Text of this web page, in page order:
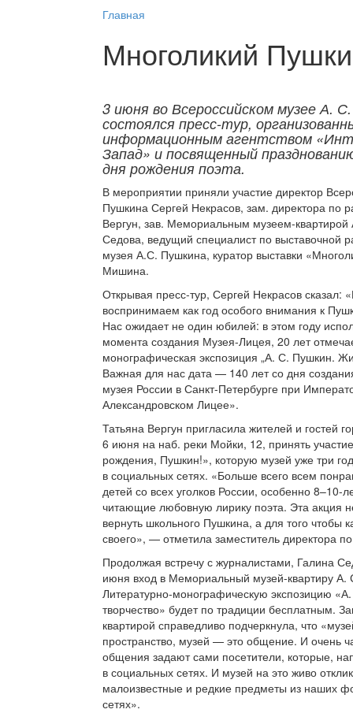
Главная
Многоликий
3 июня во Всероссийском музее А.
состоялся пресс-тур,
информационным агентством
Запад» и посвященный
дня рождения поэта.
В мероприятии приняли участие директор
Пушкина Сергей Некрасов, зам. директора по
Вергун, зав. Мемориальным музеем-
Седова, ведущий специалист по выставочной
музея А.С. Пушкина, куратор выставки
Мишина.
Открывая пресс-тур, Сергей Некрасов сказал:
воспринимаем как год особого внимания к
Нас ожидает не один юбилей: в этом году
момента создания Музея-Лицея, 20 лет
монографическая экспозиция „А. С. Пушкин.
Важная для нас дата — 140 лет со дня
музея России в Санкт-Петербурге при
Александровском Лицее».
Татьяна Вергун пригласила жителей и гостей
6 июня на наб. реки Мойки, 12, принять
рождения, Пушкин!», которую музей уже три
в социальных сетях. «Больше всего всем
детей со всех уголков России, особенно 8–10-
читающие любовную лирику поэта. Эта акция
вернуть школьного Пушкина, а для того чтобы
своего», — отметила заместитель директора
Продолжая встречу с журналистами, Галина
июня вход в Мемориальный музей-квартиру
Литературно-монографическую экспозицию
творчество» будет по традиции бесплатным.
квартирой справедливо подчеркнула, что
пространство, музей — это общение. И очень
общения задают сами посетители, которые,
в социальных сетях. И музей на это живо
малоизвестные и редкие предметы из наших
сетях».